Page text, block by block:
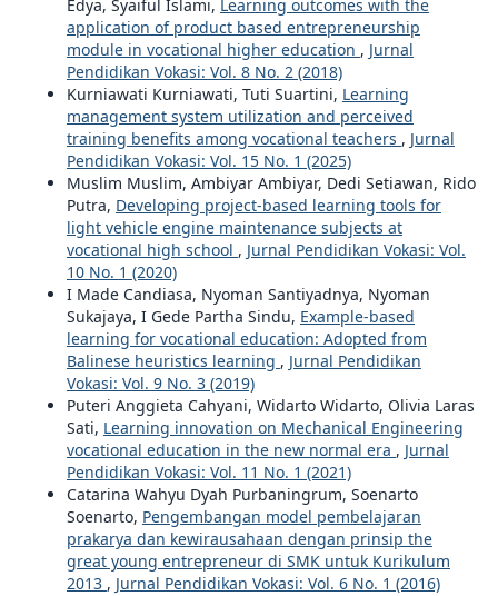
Edya, Syaiful Islami, Learning outcomes with the
application of product based entrepreneurship
module in vocational higher education , Jurnal
Pendidikan Vokasi: Vol. 8 No. 2 (2018)
Kurniawati Kurniawati, Tuti Suartini, Learning
management system utilization and perceived
training benefits among vocational teachers , Jurnal
Pendidikan Vokasi: Vol. 15 No. 1 (2025)
Muslim Muslim, Ambiyar Ambiyar, Dedi Setiawan, Rido
Putra, Developing project-based learning tools for
light vehicle engine maintenance subjects at
vocational high school , Jurnal Pendidikan Vokasi: Vol.
10 No. 1 (2020)
I Made Candiasa, Nyoman Santiyadnya, Nyoman
Sukajaya, I Gede Partha Sindu, Example-based
learning for vocational education: Adopted from
Balinese heuristics learning , Jurnal Pendidikan
Vokasi: Vol. 9 No. 3 (2019)
Puteri Anggieta Cahyani, Widarto Widarto, Olivia Laras
Sati, Learning innovation on Mechanical Engineering
vocational education in the new normal era , Jurnal
Pendidikan Vokasi: Vol. 11 No. 1 (2021)
Catarina Wahyu Dyah Purbaningrum, Soenarto
Soenarto, Pengembangan model pembelajaran
prakarya dan kewirausahaan dengan prinsip the
great young entrepreneur di SMK untuk Kurikulum
2013 , Jurnal Pendidikan Vokasi: Vol. 6 No. 1 (2016)